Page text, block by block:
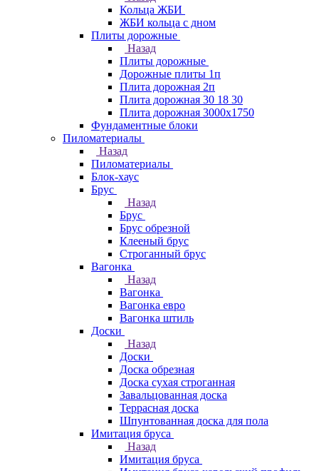
Кольца ЖБИ
ЖБИ кольца с дном
Плиты дорожные
Назад
Плиты дорожные
Дорожные плиты 1п
Плита дорожная 2п
Плита дорожная 30 18 30
Плита дорожная 3000х1750
Фундаментные блоки
Пиломатериалы
Назад
Пиломатериалы
Блок-хаус
Брус
Назад
Брус
Брус обрезной
Клееный брус
Строганный брус
Вагонка
Назад
Вагонка
Вагонка евро
Вагонка штиль
Доски
Назад
Доски
Доска обрезная
Доска сухая строганная
Завальцованная доска
Террасная доска
Шпунтованная доска для пола
Имитация бруса
Назад
Имитация бруса